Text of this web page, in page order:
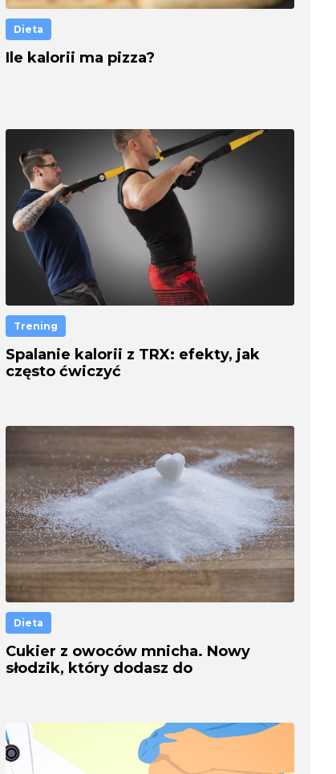
Dieta
Ile kalorii ma pizza?
Trening
Spalanie kalorii z TRX: efekty, jak
często ćwiczyć
Dieta
Cukier z owoców mnicha. Nowy
słodzik, który dodasz do